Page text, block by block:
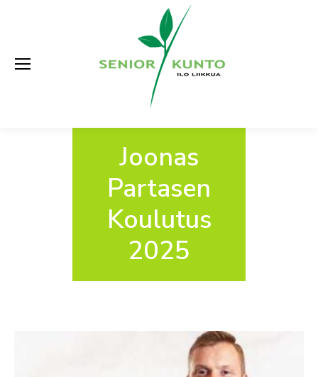
Joonas
Partasen
Koulutus
2025